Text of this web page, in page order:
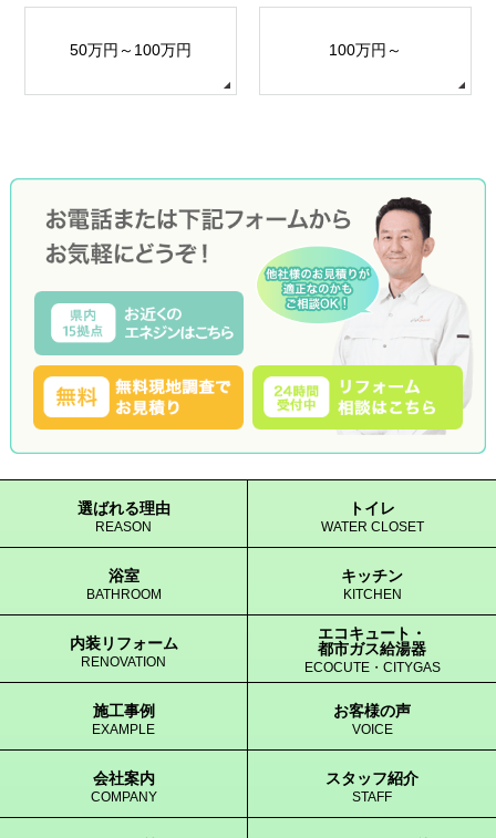
50万円～100万円 100万円～
選ばれる理由
REASON
トイレ
WATER CLOSET
浴室
BATHROOM
キッチン
KITCHEN
内装リフォーム
RENOVATION
エコキュート・
都市ガス給湯器
ECOCUTE・CITYGAS
施工事例
EXAMPLE
お客様の声
VOICE
会社案内
COMPANY
スタッフ紹介
STAFF